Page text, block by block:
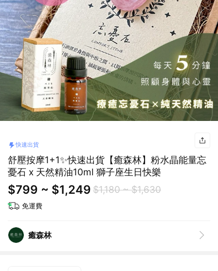
快速出貨
舒壓按摩1+1✨快速出貨【癒森林】粉水晶能量忘
憂石 x 天然精油10ml 獅子座生日快樂
$799 ~ $1,249 $1,180 ~ $1,630
免運費
癒森林